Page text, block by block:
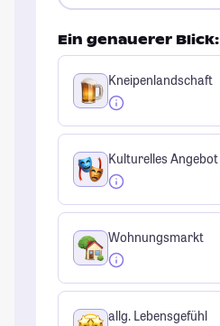
Ein genauerer Blick:
Kneipenlandschaft
Kulturelles Angebot
Wohnungsmarkt
allg. Lebensgefühl